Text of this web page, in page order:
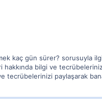
kaç gün sürer? sorusuyla
hakkında bilgi ve
tecrübelerinizi paylaşarak